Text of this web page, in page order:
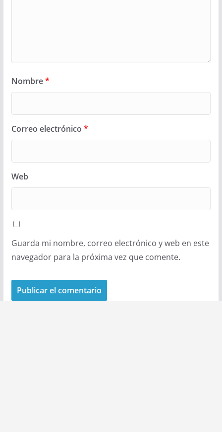
Nombre*
Correo electrónico *
Web
Guarda mi nombre, correo electrónico y web en este
navegador para la próxima vez que comente.